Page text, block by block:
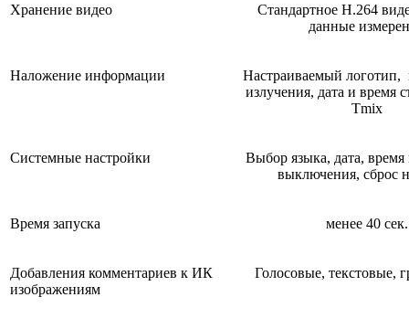
Хранение видео
Стандартное H.264
данные
Наложение информации
Настраиваемый логотип,
излучения, дата и время
Tmix
Системные настройки
Выбор языка, дата,
выключения, сброс
Время запуска менее 40 сек.
Добавления комментариев к ИК
изображениям
Голосовые, текстовые,